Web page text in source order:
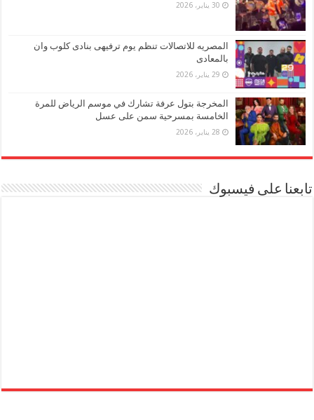
30 يناير، 2026
المصريه للاتصالات تنظم يوم ترفيهى بنادى كلوب وان
بالمعادى
29 يناير، 2026
المخرجة بتول عرفة تشارك في موسم الرياض للمرة
الخامسة بمسرحية سمن على عسل
28 يناير، 2026
تابعنا على فيسبوك